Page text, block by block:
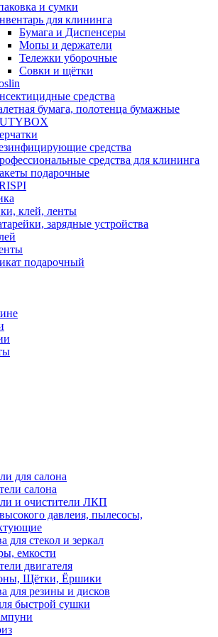
и сумки
для клининга
Бумага и Диспенсеры
Мопы и держатели
Тележки уборочные
Совки и щётки
средства
бумага, полотенца бумажные
средства
средства для клининга
подарочные
клей, ленты
зарядные устройства
подарочный
для салона
салона
и очистители ЛКП
давлеия, пылесосы,
для стекол и зеркал
емкости
двигателя
Щётки, Ёршики
для резины и дисков
быстрой сушки